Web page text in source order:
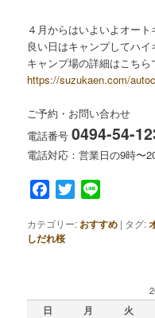
４月からはいよいよオー
良い日はキャンプしてハ
キャンプ場の詳細はこちら
https://suzukaen.com/
ご予約・お問い合わせ
電話番号0494-54-
電話対応：営業日の9時〜
Facebook
Twitter
カテゴリー: おすすめ | タグ:
しだれ桜
日 月 火